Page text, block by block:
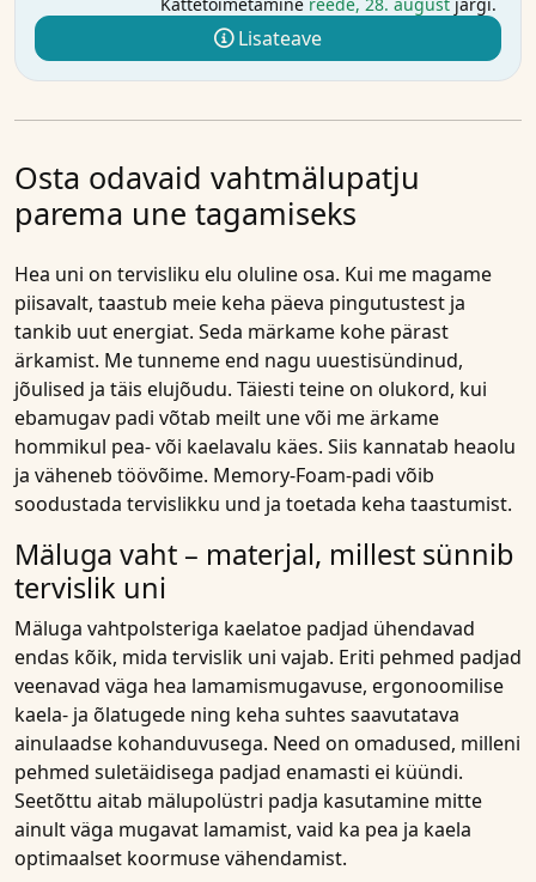
Lisateave
Osta odavaid vahtmälupatju
parema une tagamiseks
Hea uni on tervisliku elu oluline osa. Kui me magame
piisavalt, taastub meie keha päeva pingutustest ja
tankib uut energiat. Seda märkame kohe pärast
ärkamist. Me tunneme end nagu uuestisündinud,
jõulised ja täis elujõudu. Täiesti teine on olukord, kui
ebamugav padi võtab meilt une või me ärkame
hommikul pea- või kaelavalu käes. Siis kannatab heaolu
ja väheneb töövõime. Memory-Foam-padi võib
soodustada tervislikku und ja toetada keha taastumist.
Mäluga vaht – materjal, millest sünnib
tervislik uni
Mäluga vahtpolsteriga kaelatoe padjad ühendavad
endas kõik, mida tervislik uni vajab. Eriti pehmed padjad
veenavad väga hea lamamismugavuse, ergonoomilise
kaela- ja õlatugede ning keha suhtes saavutatava
ainulaadse kohanduvusega. Need on omadused, milleni
pehmed suletäidisega padjad enamasti ei küündi.
Seetõttu aitab mälupolüstri padja kasutamine mitte
ainult väga mugavat lamamist, vaid ka pea ja kaela
optimaalset koormuse vähendamist.